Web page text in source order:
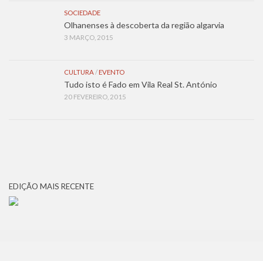
SOCIEDADE
Olhanenses à descoberta da região algarvia
3 MARÇO, 2015
CULTURA/ EVENTO
Tudo isto é Fado em Vila Real St. António
20 FEVEREIRO, 2015
EDIÇÃO MAIS RECENTE